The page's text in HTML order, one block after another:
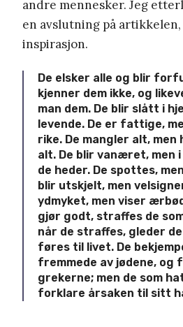
andre mennesker. Jeg
en avslutning på
inspirasjon.
De elsker alle og blir
kjenner dem ikke, og
man dem. De blir slått i
levende. De er fattige,
rike. De mangler alt, men
alt. De blir vanæret, men
de heder. De spottes,
blir utskjelt, men
ydmyket, men viser
gjør godt, straffes de
når de straffes, gleder
føres til livet. De
fremmede av jødene, og
grekerne; men de som
forklare årsaken til sitt